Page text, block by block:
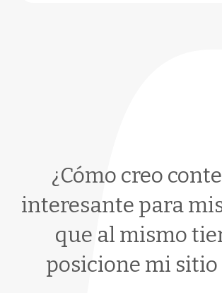
¿Cómo creo
interesante para
que al mismo
posicione mi sitio